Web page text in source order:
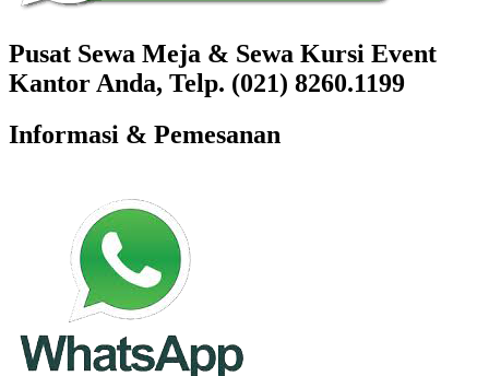
Pusat Sewa Meja & Sewa Kursi Event
Kantor Anda, Telp. (021) 8260.1199
Informasi & Pemesanan